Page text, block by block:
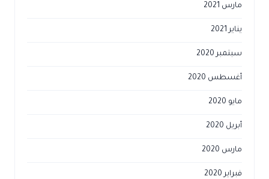
مارس 2021
سبتمبر 2020
أغسطس 2020
مارس 2020
فبراير 2020